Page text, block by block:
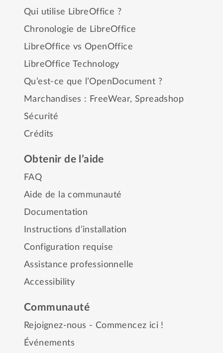
Qui utilise LibreOffice ?
Chronologie de LibreOffice
LibreOffice vs OpenOffice
LibreOffice Technology
Qu’est-ce que l’OpenDocument ?
Marchandises : FreeWear,Spreadshop
Sécurité
Crédits
Obtenir de l’aide
FAQ
Aide de la communauté
Documentation
Instructions d’installation
Configuration requise
Assistance professionnelle
Accessibility
Communauté
Rejoignez-nous - Commencez ici !
Événements